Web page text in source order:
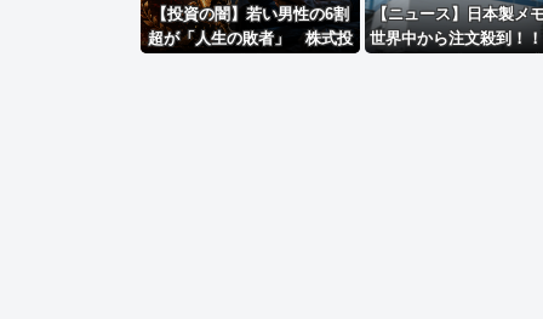
【投資の闇】若い男性の6割
超が「人生の敗者」 株式投
【ニュース】日本製メ
世界中から注文殺到！